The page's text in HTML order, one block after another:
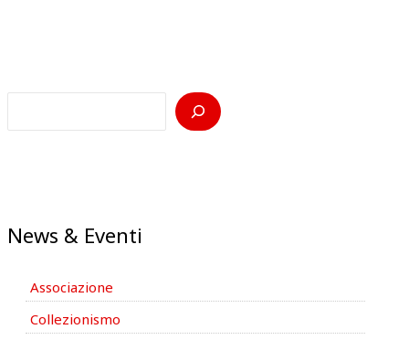
News & Eventi
Associazione
Collezionismo